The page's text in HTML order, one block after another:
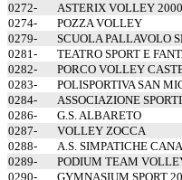
0272-
ASTERIX VOLLEY
0274-
POZZA VOLLEY
0279-
SCUOLA PALLAVOLO
0281-
TEATRO SPORT E
0282-
PORCO VOLLEY
0283-
POLISPORTIVA SAN
0284-
ASSOCIAZIONE
0286-
G.S. ALBARETO
0287-
VOLLEY ZOCCA
0288-
A.S. SIMPATICHE
0289-
PODIUM TEAM
0290-
GYMNASIUM SPORT